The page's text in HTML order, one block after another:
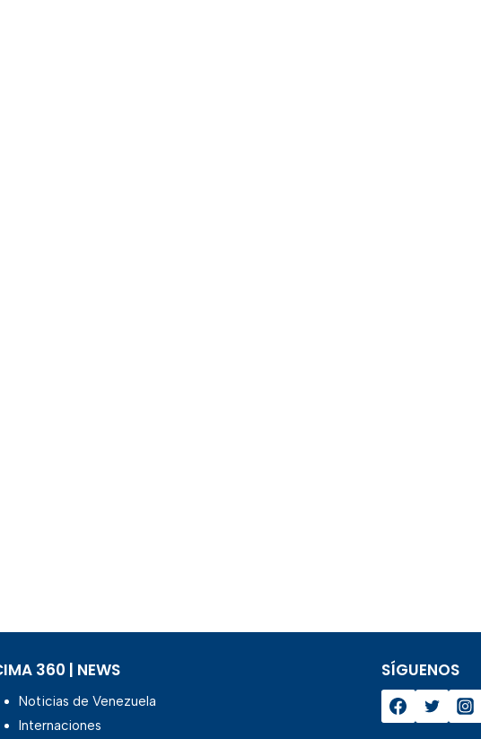
360 | NEWS
Noticias de Venezuela
Internaciones
SÍGUENOS